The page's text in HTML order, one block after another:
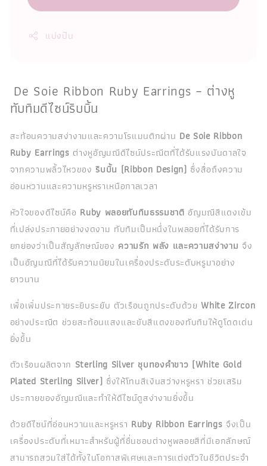
แบ่งปัน
De Soie Ribbon Ruby Earrings – ต่างหู
ทับทิมดีไซน์ริบบิ้น
สะท้อนความสง่างามและความโรแมนติกผ่าน De Soie Ribbon
Ruby Earrings ต่างหูอัญมณีดีไซน์ประณีตที่ได้รับแรงบันดาลใจ
จากความพลิ้วไหวของริบบิ้น (Ribbon Design) ซึ่งสื่อถึงความ
อ่อนหวานและความหรูหราเหนือกาลเวลา
หัวใจของดีไซน์คือ Ruby พลอยทับทิมธรรมชาติ อัญมณีสีแดงเข้ม
ที่เปล่งประกายอย่างงดงาม ทับทิมเป็นหนึ่งในพลอยที่ได้รับการ
ยกย่องว่าเป็นสัญลักษณ์ของ ความรัก พลัง และความสง่างาม จึง
เป็นอัญมณีที่ได้รับความนิยมในเครื่องประดับระดับหรูมาอย่าง
ยาวนาน
เพื่อเพิ่มประกายระยิบระยับ ตัวเรือนถูกประดับด้วยWhite Zircon
อย่างประณีต ช่วยสะท้อนแสงและขับสีแดงของทับทิมให้ดูโดดเด่น
ยิ่งขึ้น
ตัวเรือนผลิตจาก Sterling Silver ชุบทองคำขาว (White Gold
Plated Sterling Silver) ซึ่งให้โทนสีเงินสว่างหรูหรา ช่วยเสริม
ประกายของอัญมณีและทำให้ดีไซน์ดูสง่างามยิ่งขึ้น
ด้วยดีไซน์ที่อ่อนหวานและหรูหรา Ruby Ribbon Earrings จึงเป็น
เครื่องประดับที่เหมาะสำหรับผู้ที่ชื่นชอบต่างหูพลอยสีที่มีเอกลักษณ์
สามารถสวมใส่ได้ทั้งในโอกาสพิเศษและการแต่งตัวในชีวิตประจำ